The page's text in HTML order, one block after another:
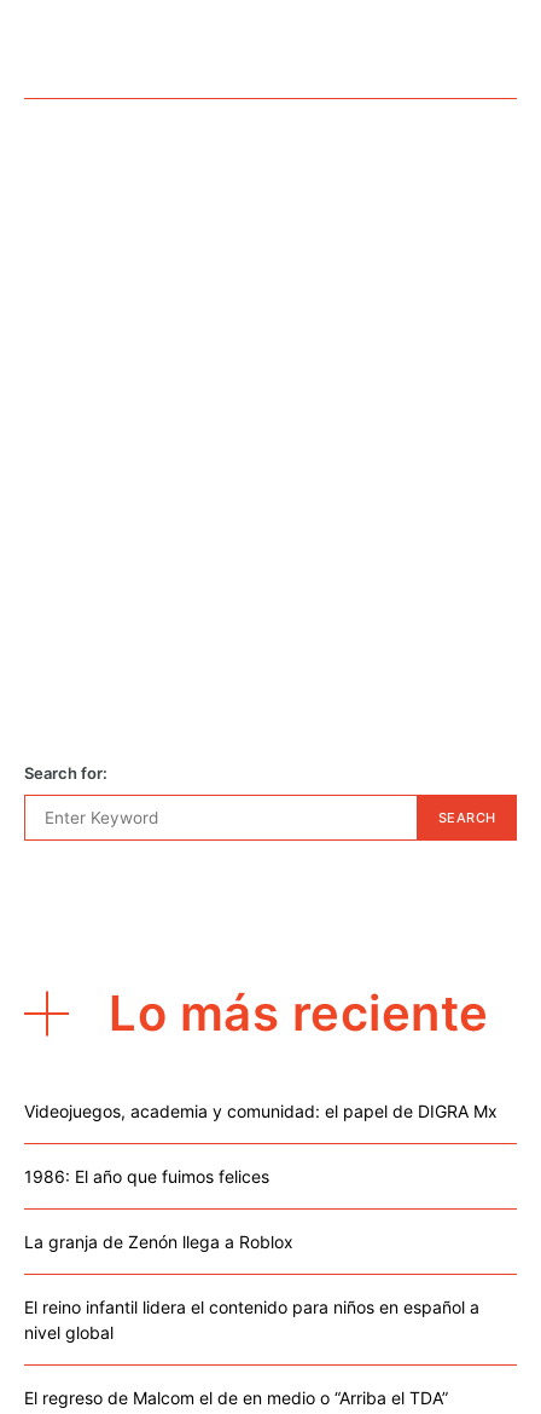
Search for:
SEARCH
Lo más reciente
Videojuegos, academia y comunidad: el papel de DIGRA Mx
1986: El año que fuimos felices
La granja de Zenón llega a Roblox
El reino infantil lidera el contenido para niños en español a
nivel global
El regreso de Malcom el de en medio o “Arriba el TDA”